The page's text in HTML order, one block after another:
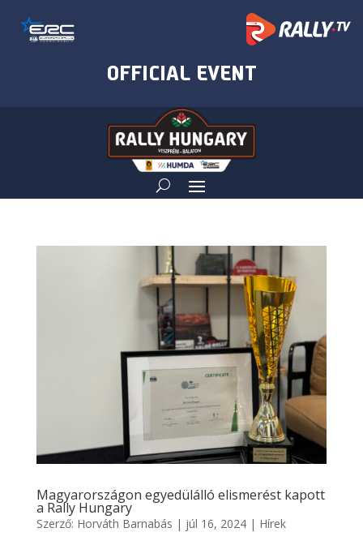
Magyarországon egyedülálló elismerést kapott
a Rally Hungary
Szerző: Horváth Barnabás | júl 16, 2024| Hírek